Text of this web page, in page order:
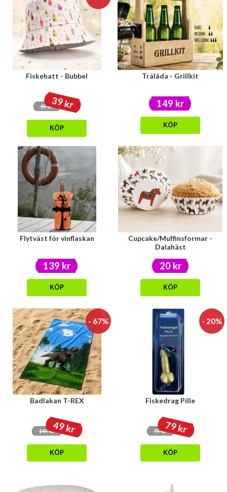
och lär barnen hur man sätter upp insektshotell, påtar i rabatterna och
sätter nya frön.
Välkomna sommaren med billiga och bra sommargrejer
Vill du välkomna sommaren på alla plan så har du hamnat helt rätt; här
på Varuhus1 älskar vi sommarprylar lika mycket som du och erbjuder
ett stort sortiment av alla de slag. Vad du än tycker om och hur du än
vill tillbringa sommaren så har vi prylarna för dig. Välkommen in i vår
försvinner! Vi har alltid snabba leveranser och billig frakt på dina
Fiskehatt - Bubbel
59 kr39 kr
KÖP
Trälåda - Grillkit
149 kr
KÖP
Flytväst för vinflaskan
139 kr
KÖP
Cupcake/Muffinsformar -
Dalahäst
20 kr
KÖP
- 67%
Badlakan T-REX
149 kr49 kr
KÖP
- 20%
Fiskedrag Pille
99 kr79 kr
KÖP